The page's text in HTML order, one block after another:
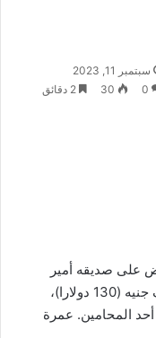
سبتمبر 11, 2023
0
30
على صديقه أمير
منير، صاحب فيديو عمرة البدل بـ 4 آلاف جنيه (130 دولارا)،
المحامين. عمرة